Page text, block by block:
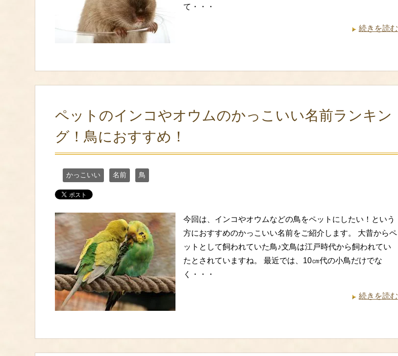
て・・・
続きを読む
ペットのインコやオウムのかっこいい名前ランキン
グ！鳥におすすめ！
かっこいい 名前 鳥
今回は、インコやオウムなどの鳥をペットにしたい！という
方におすすめのかっこいい名前をご紹介します。 大昔からペ
ットとして飼われていた鳥♪文鳥は江戸時代から飼われてい
たとされていますね。 最近では、10㎝代の小鳥だけでな
く・・・
続きを読む